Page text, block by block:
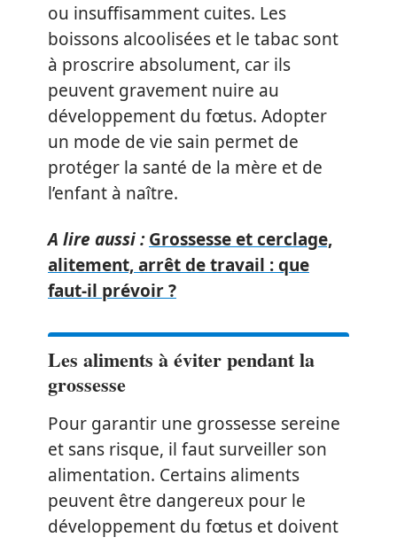
ou insuffisamment cuites. Les
boissons alcoolisées et le tabac sont
à proscrire absolument, car ils
peuvent gravement nuire au
développement du fœtus. Adopter
un mode de vie sain permet de
protéger la santé de la mère et de
l’enfant à naître.
A lire aussi : Grossesse et cerclage,
alitement, arrêt de travail : que
faut-il prévoir ?
Les aliments à éviter pendant la
grossesse
Pour garantir une grossesse sereine
et sans risque, il faut surveiller son
alimentation. Certains aliments
peuvent être dangereux pour le
développement du fœtus et doivent